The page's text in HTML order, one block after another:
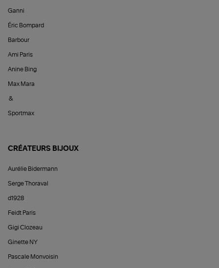
Ganni
Éric Bompard
Barbour
Ami Paris
Anine Bing
Max Mara
&
Sportmax
CRÉATEURS BIJOUX
Aurélie Bidermann
Serge Thoraval
d1928
Feidt Paris
Gigi Clozeau
Ginette NY
Pascale Monvoisin